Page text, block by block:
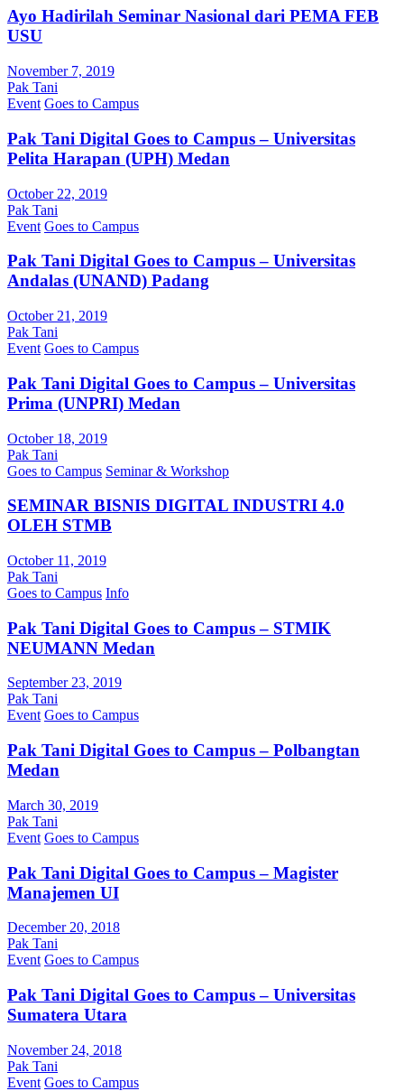
Ayo Hadirilah Seminar Nasional dari PEMA FEB
USU
November 7, 2019
Pak Tani
Event Goes to Campus
Pak Tani Digital Goes to Campus – Universitas
Pelita Harapan (UPH) Medan
October 22, 2019
Pak Tani
Event Goes to Campus
Pak Tani Digital Goes to Campus – Universitas
Andalas (UNAND) Padang
October 21, 2019
Pak Tani
Event Goes to Campus
Pak Tani Digital Goes to Campus – Universitas
Prima (UNPRI) Medan
October 18, 2019
Pak Tani
Goes to Campus Seminar & Workshop
SEMINAR BISNIS DIGITAL INDUSTRI 4.0
OLEH STMB
October 11, 2019
Pak Tani
Goes to Campus Info
Pak Tani Digital Goes to Campus – STMIK
NEUMANN Medan
September 23, 2019
Pak Tani
Event Goes to Campus
Pak Tani Digital Goes to Campus – Polbangtan
Medan
March 30, 2019
Pak Tani
Event Goes to Campus
Pak Tani Digital Goes to Campus – Magister
Manajemen UI
December 20, 2018
Pak Tani
Event Goes to Campus
Pak Tani Digital Goes to Campus – Universitas
Sumatera Utara
November 24, 2018
Pak Tani
Event Goes to Campus